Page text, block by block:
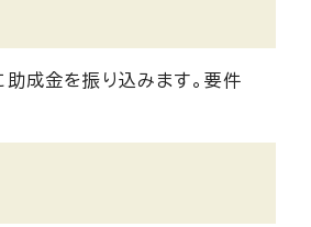
成金を振り込みます。要件